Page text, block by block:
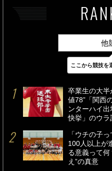
他
最新 24
卒業生の大半
値78”「関西
ンターハイ
快挙」のウラ
「ウチの子
100人以上が
る意義って
え”の真意
ここから競技を